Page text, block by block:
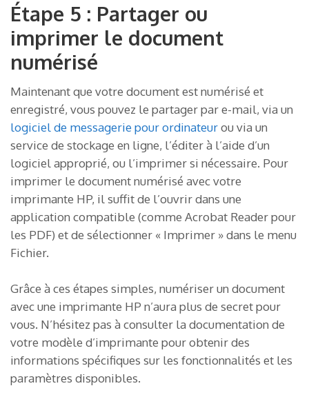
Étape 5 : Partager ou
imprimer le document
numérisé
Maintenant que votre document est numérisé et
enregistré, vous pouvez le partager par e-mail, via un
logiciel de messagerie pour ordinateurou via un
service de stockage en ligne, l’éditer à l’aide d’un
logiciel approprié, ou l’imprimer si nécessaire. Pour
imprimer le document numérisé avec votre
imprimante HP, il suffit de l’ouvrir dans une
application compatible (comme Acrobat Reader pour
les PDF) et de sélectionner « Imprimer » dans le menu
Fichier.
Grâce à ces étapes simples, numériser un document
avec une imprimante HP n’aura plus de secret pour
vous. N’hésitez pas à consulter la documentation de
votre modèle d’imprimante pour obtenir des
informations spécifiques sur les fonctionnalités et les
paramètres disponibles.